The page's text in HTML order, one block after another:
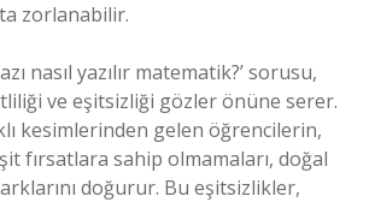
zorlanabilir.
nasıl yazılır matematik?’ sorusu,
ve eşitsizliği gözler önüne serer.
kesimlerinden gelen öğrencilerin,
fırsatlara sahip olmamaları, doğal
doğurur. Bu eşitsizlikler,